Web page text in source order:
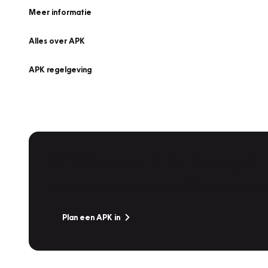
Meer informatie
Alles over APK
APK regelgeving
Plan een APK in